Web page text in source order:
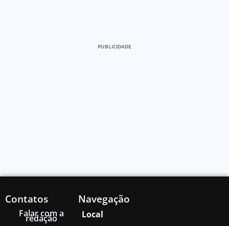
PUBLICIDADE
Contatos
Falar com a
redação
Navegação
Local